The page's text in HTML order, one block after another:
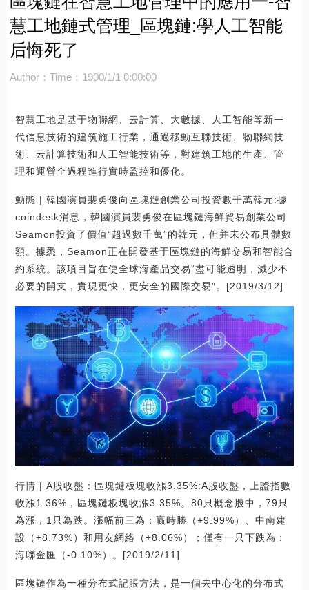
慧工地鏈式管理_區塊鏈:學人工智能
后悔死了
Author： Time：1900/1/1 0:00:00
智慧工地是基于物聯網、云計算、大數據、人工智能等新一
代信息技術的建筑施工行業，通過移動互聯技術、物聯網技
術、云計算技術和人工智能技術等，對建筑工地的生產、管
理和運營全過程進行實時監控和優化。
動態 | 韓國演員裴勇俊向區塊鏈創業公司投資數千萬韓元:據
coindesk消息，韓國演員裴勇俊在區塊鏈海鮮貿易創業公司
Seamon投資了價值“超過數千萬”的韓元，但并未公布具體數
額。據悉，Seamon正在開發基于區塊鏈的海鮮交易和智能合
約系統。該項目旨在使全球海產品交易“盡可能透明，減少不
必要的開支，實現更快，更安全的國際交易”。[2019/3/12]
行情 | A股收盤：區塊鏈板塊收漲3.35%:A股收盤，上證指數
收漲1.36%，區塊鏈板塊收漲3.35%。80只概念股中，79只
為漲，1只為跌。漲幅前三為：贏時勝（+9.99%）、中南建
設（+8.73%）和用友網絡（+8.06%）；僅有一只下跌為：
海聯金匯（-0.10%）。[2019/2/11]
區塊鏈作為一種分布式記賬方法，是一個去中心化的分布式